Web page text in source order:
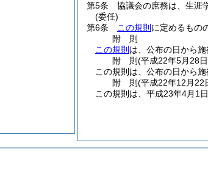
第5条
協議会の庶務は、生涯
(委任)
第6条
この規則 に定めるもの
附 則
この規則 は、公布の日から施
附 則(平成22年5月28日
この規則は、公布の日から施
附 則(平成22年12月22
この規則は、平成23年4月1